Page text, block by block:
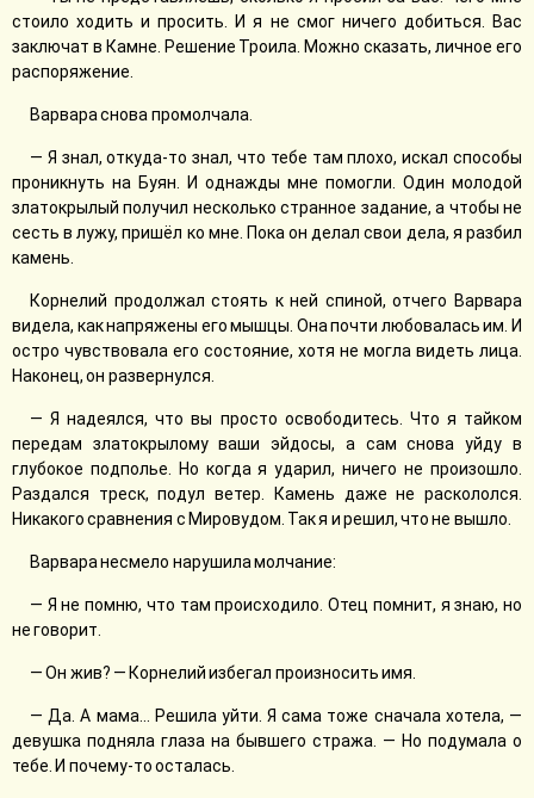
стоило ходить и просить. И я не смог ничего добиться. Вас
заключат в Камне. Решение Троила. Можно сказать, личное его
распоряжение.
Варвара снова промолчала.
— Я знал, откуда-то знал, что тебе там плохо, искал способы
проникнуть на Буян. И однажды мне помогли. Один молодой
златокрылый получил несколько странное задание, а чтобы не
сесть в лужу, пришёл ко мне. Пока он делал свои дела, я разбил
камень.
Корнелий продолжал стоять к ней спиной, отчего Варвара
видела, как напряжены его мышцы. Она почти любовалась им. И
остро чувствовала его состояние, хотя не могла видеть лица.
Наконец, он развернулся.
— Я надеялся, что вы просто освободитесь. Что я тайком
передам златокрылому ваши эйдосы, а сам снова уйду в
глубокое подполье. Но когда я ударил, ничего не произошло.
Раздался треск, подул ветер. Камень даже не раскололся.
Никакого сравнения с Мировудом. Так я и решил, что не вышло.
Варвара несмело нарушила молчание:
— Я не помню, что там происходило. Отец помнит, я знаю, но
не говорит.
— Он жив? — Корнелий избегал произносить имя.
— Да. А мама... Решила уйти. Я сама тоже сначала хотела, —
девушка подняла глаза на бывшего стража. — Но подумала о
тебе. И почему-то осталась.